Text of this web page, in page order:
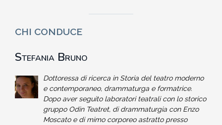
CHI CONDUCE
Stefania Bruno
Dottoressa di ricerca in Storia del teatro moderno
e contemporaneo, drammaturga e formatrice.
Dopo aver seguito laboratori teatrali con lo storico
gruppo Odin Teatret, di drammaturgia con Enzo
Moscato e di mimo corporeo astratto presso